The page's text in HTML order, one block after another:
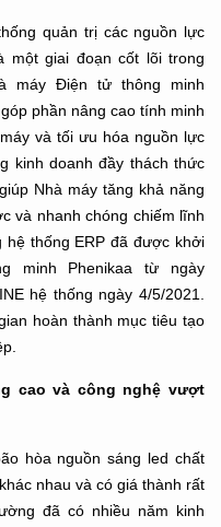
quản trị các nguồn lực
một giai đoạn cốt lõi trong
máy Điện tử thông minh
phần nâng cao tính minh
và tối ưu hóa nguồn lực
kinh doanh đầy thách thức
Nhà máy tăng khả năng
và nhanh chóng chiếm lĩnh
thống ERP đã được khởi
minh Phenikaa từ ngày
hệ thống ngày 4/5/2021.
hoàn thành mục tiêu tạo
cao và công nghệ vượt
hòa nguồn sáng led chất
nhau và có giá thành rất
đã có nhiều năm kinh